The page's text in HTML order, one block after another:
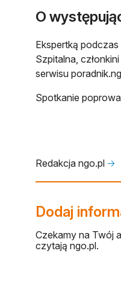
O
Ekspertką
Szpitalna,
serwisu
Spotkanie
Redakcja ngo.pl 🡢
Dodaj
Czekamy na Twój
czytają ngo.pl.